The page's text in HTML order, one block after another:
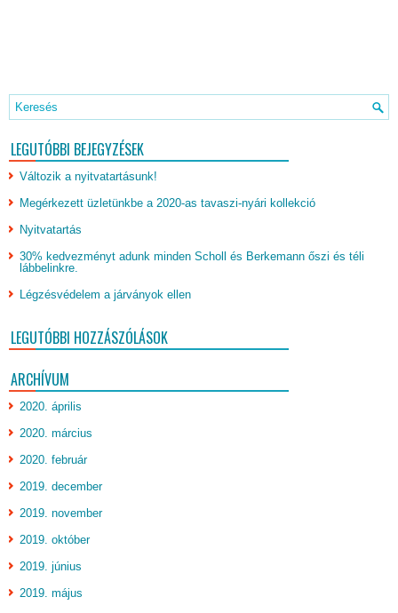
LEGUTÓBBI BEJEGYZÉSEK
Változik a nyitvatartásunk!
Megérkezett üzletünkbe a 2020-as tavaszi-nyári kollekció
Nyitvatartás
30% kedvezményt adunk minden Scholl és Berkemann őszi és téli
lábbelinkre.
Légzésvédelem a járványok ellen
LEGUTÓBBI HOZZÁSZÓLÁSOK
ARCHÍVUM
2020. április
2020. március
2020. február
2019. december
2019. november
2019. október
2019. június
2019. május